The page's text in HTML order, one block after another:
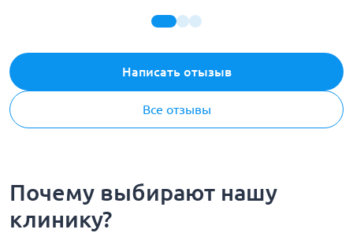
Написать отызыв
Все отзывы
Почему выбирают нашу
клинику?